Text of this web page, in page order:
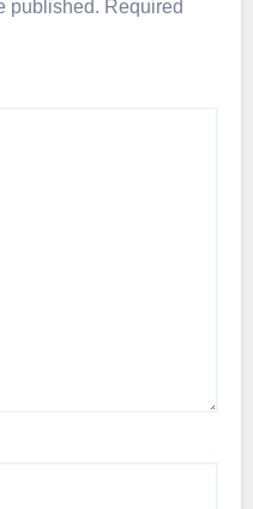
published. Required